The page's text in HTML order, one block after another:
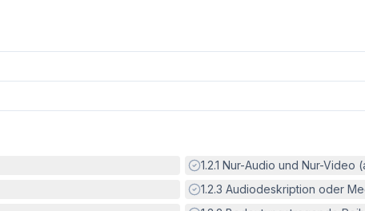
Erfüllt:
1.2.1 Nur-Audio und Nur-Video
Erfüllt:
1.2.3 Audiodeskription oder